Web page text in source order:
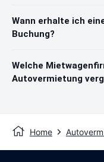
Wann erhalte ich
Buchung?
Welche
Autovermietung
Home